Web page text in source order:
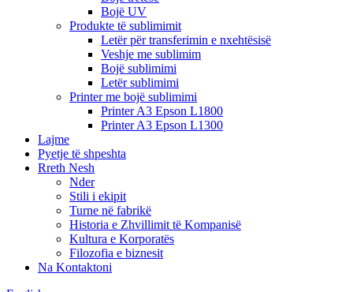
Bojë UV
Produkte të sublimimit
Letër për transferimin e nxehtësisë
Veshje me sublimim
Bojë sublimimi
Letër sublimimi
Printer me bojë sublimimi
Printer A3 Epson L1800
Printer A3 Epson L1300
Lajme
Pyetje të shpeshta
Rreth Nesh
Nder
Stili i ekipit
Turne në fabrikë
Historia e Zhvillimit të Kompanisë
Kultura e Korporatës
Filozofia e biznesit
Na Kontaktoni